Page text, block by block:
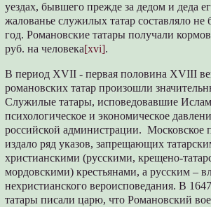
уездах, бывшего прежде за дедом и деда
жалованье служилых татар составляло не
год. Романовские татары получали
руб. на человека[xvi].
В период XVII - первая половина XVIII
романовских татар произошли
Служилые татары, исповедовавшие
психологическое и экономическое
российской администрации. Московское
издало ряд указов, запрещающих
христианскими (русскими, крещено-
мордовскими) крестьянами, а русским –
нехристианского вероисповедания. В
татары писали царю, что Романовский